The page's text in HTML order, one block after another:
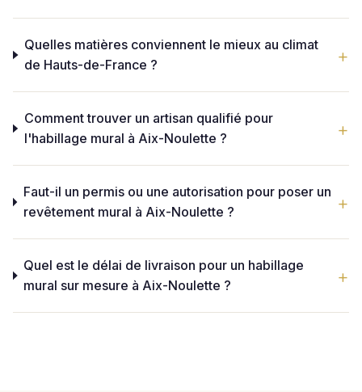
Quelles matières conviennent le mieux au climat
de Hauts-de-France ?
Comment trouver un artisan qualifié pour
l'habillage mural à Aix-Noulette ?
Faut-il un permis ou une autorisation pour poser un
revêtement mural à Aix-Noulette ?
Quel est le délai de livraison pour un habillage
mural sur mesure à Aix-Noulette ?